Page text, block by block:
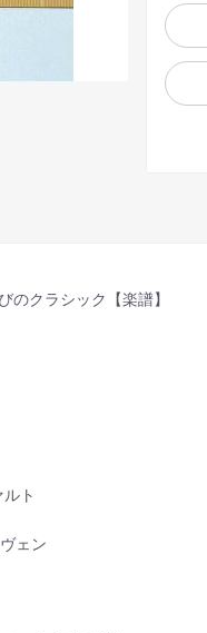
のクラシック【楽譜】
ト
ェン